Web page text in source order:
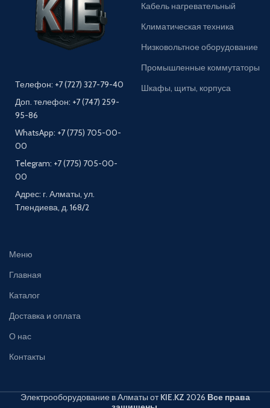
Телефон: +7 (727) 327-79-40
Доп. телефон: +7 (747) 259-
95-86
WhatsApp: +7 (775) 705-00-
00
Telegram: +7 (775) 705-00-
00
Адрес: г. Алматы, ул.
Тлендиева, д. 168/2
Кабель нагревательный
Климатическая техника
Низковольтное оборудование
Промышленные коммутаторы
Шкафы, щиты, корпуса
Меню
Главная
Каталог
Доставка и оплата
О нас
Контакты
Электрооборудование в Алматы отKIE.KZ 2026 Все права